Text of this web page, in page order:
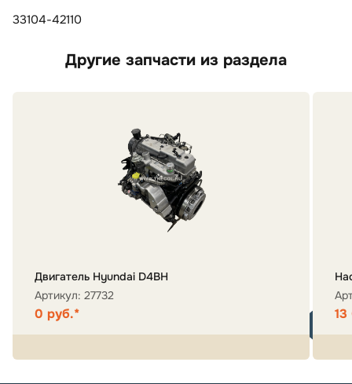
33104-42110
Другие запчасти из раздела
Двигатель Hyundai D4BH
Артикул: 27732
0 руб.*